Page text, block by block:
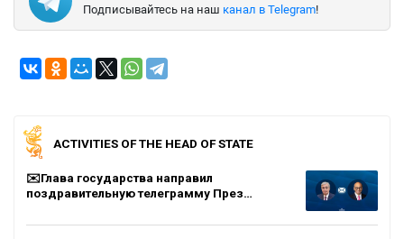
Подписывайтесь на наш канал в Telegram!
ACTIVITIES OF THE HEAD OF STATE
✉️Глава государства направил
поздравительную телеграмму През…